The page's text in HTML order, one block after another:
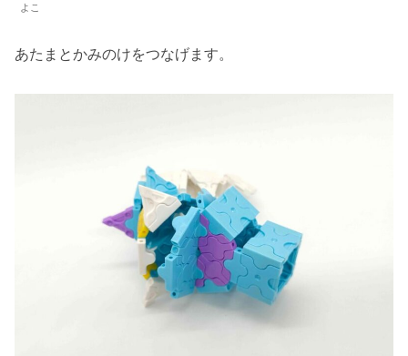
よこ
あたまとかみのけをつなげます。